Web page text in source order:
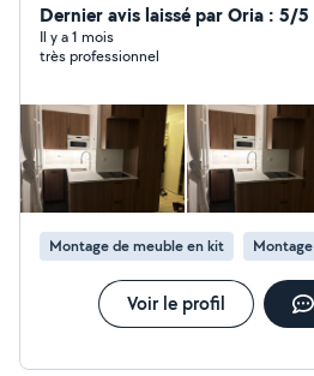
d'un electricien batiment, d'un
d'un peintre, d'un plaquiste et
Dernier avis laissé par Oria : 5/5
Il y a 1 mois
très professionnel
Montage de meuble en kit
Voir le profil